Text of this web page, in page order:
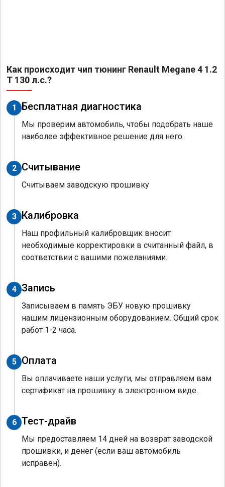
Как происходит чип тюнинг Renault Megane 4 1.2
T 130 л.с.?
1 Бесплатная диагностика
Мы проверим автомобиль, чтобы подобрать наше
наиболее эффективное решение для него.
2 Считывание
Считываем заводскую прошивку
3 Калибровка
Наш профильный калибровщик вносит
необходимые корректировки в считанный файл, в
соответствии с вашими пожеланиями.
4 Запись
Записываем в память ЭБУ новую прошивку
нашим лицензионным оборудованием. Общий срок
работ 1-2 часа.
5 Оплата
Вы оплачиваете наши услуги, мы отправляем вам
сертификат на прошивку в электронном виде.
6 Тест-драйв
Мы предоставляем 14 дней на возврат заводской
прошивки, и денег (если ваш автомобиль
исправен).